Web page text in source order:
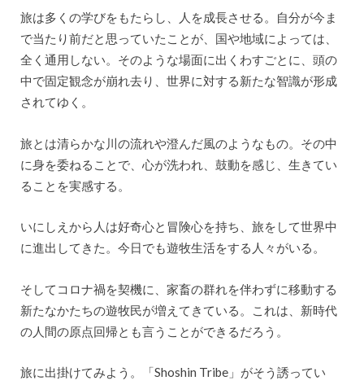
旅は多くの学びをもたらし、人を成長させる。自分が今ま
で当たり前だと思っていたことが、国や地域によっては、
全く通用しない。そのような場面に出くわすごとに、頭の
中で固定観念が崩れ去り、世界に対する新たな智識が形成
されてゆく。
旅とは清らかな川の流れや澄んだ風のようなもの。その中
に身を委ねることで、心が洗われ、鼓動を感じ、生きてい
ることを実感する。
いにしえから人は好奇心と冒険心を持ち、旅をして世界中
に進出してきた。今日でも遊牧生活をする人々がいる。
そしてコロナ禍を契機に、家畜の群れを伴わずに移動する
新たなかたちの遊牧民が増えてきている。これは、新時代
の人間の原点回帰とも言うことができるだろう。
旅に出掛けてみよう。「Shoshin Tribe」がそう誘ってい